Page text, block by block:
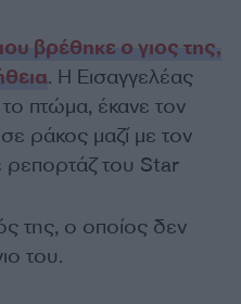
βρέθηκε ο γιος της,
. Η Εισαγγελέας
το πτώμα, έκανε τον
ράκος μαζί με τον
του Star
της, ο οποίος δεν
του.